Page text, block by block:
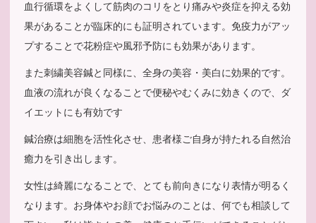
血行循環をよくして筋肉のコリをとり痛みや炎症を抑える効
果があることが臨床的にも証明されています。免疫力がアッ
プすることで花粉症や風邪予防にも効果があります。
また刺繍美容鍼と同様に、全身の美容・美白に効果的です。
血液の流れが良くなることで便秘やむくみに効きくので、ダ
イエットにも有効です
鍼治療は細胞を活性化させ、患者様ご自身が持たれる自然治
癒力を引き出します。
女性は綺麗になることで、とても前向きになり表情が明るく
なります。お身体やお顔でお悩みのことは、何でも相談して